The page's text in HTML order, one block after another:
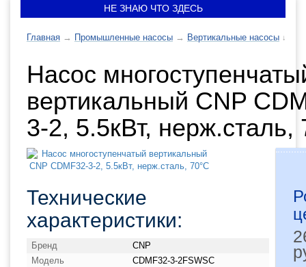
НЕ ЗНАЮ ЧТО ЗДЕСЬ
Главная → Промышленные насосы → Вертикальные насосы ↓
Насос
вертикальный CNP
3-2, 5.5кВт, нерж.сталь,
Технические
характеристики:
Бренд
CNP
Модель
CDMF32-3-2FSWSC